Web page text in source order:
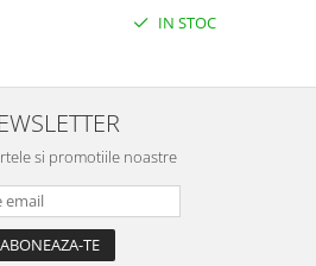
IN STOC
si promotiile noastre